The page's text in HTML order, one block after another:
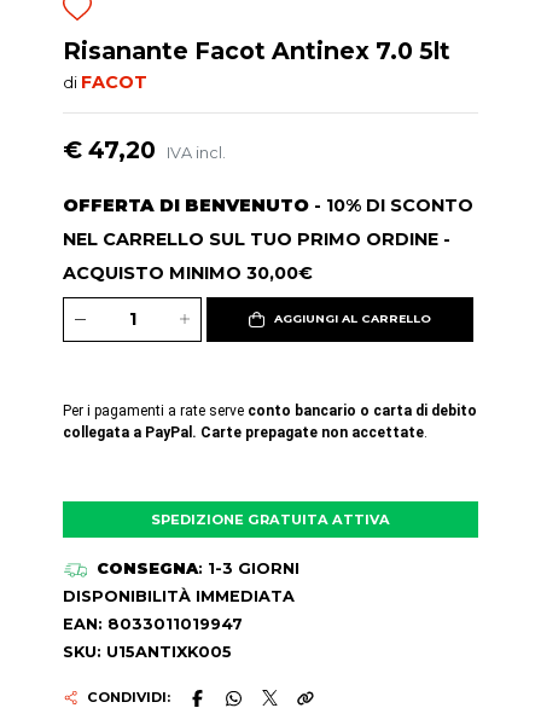
Risanante Facot Antinex 7.0 5lt
di FACOT
€ 47,20 IVA incl.
OFFERTA DI BENVENUTO - 10% DI SCONTO
NEL CARRELLO SUL TUO PRIMO ORDINE -
ACQUISTO MINIMO 30,00€
AGGIUNGI AL CARRELLO
Per i pagamenti a rate serve conto bancario o carta di debito
collegata a PayPal. Carte prepagate non accettate.
SPEDIZIONE GRATUITA ATTIVA
CONSEGNA: 1-3 GIORNI
DISPONIBILITÀ IMMEDIATA
EAN: 8033011019947
SKU: U15ANTIXK005
CONDIVIDI: